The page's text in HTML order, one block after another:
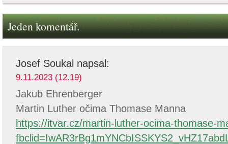
Jeden komentář.
Josef Soukal napsal:
9.11.2023 (12.19)
Jakub Ehrenberger
Martin Luther očima Thomase Manna
https://itvar.cz/martin-luther-ocima-thomase-